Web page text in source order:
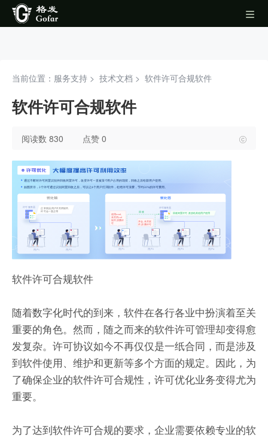
当前位置：服务支持 > 技术文档 > 软件许可合规软件
软件许可合规软件
阅读数 830 点赞 0
软件许可合规软件
随着数字化时代的到来，软件在各行各业中扮演着至关
重要的角色。然而，随之而来的软件许可管理却变得愈
发复杂。许可协议如今不再仅仅是一纸合同，而是涉及
到软件使用、维护和更新等多个方面的规定。因此，为
了确保企业的软件许可合规性，许可优化业务变得尤为
重要。
为了达到软件许可合规的要求，企业需要依赖专业的软